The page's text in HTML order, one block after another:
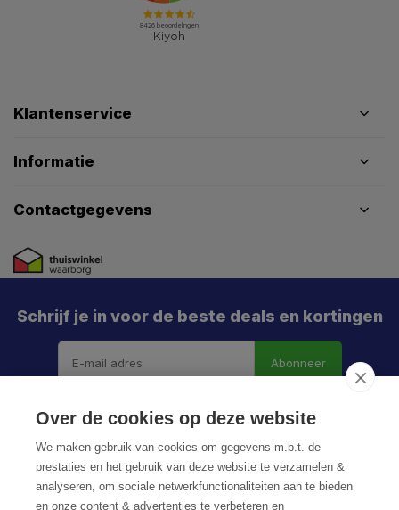
Klantenservice
Informatie
Contactgegevens
Schrijf je in voor de beste deals en kortingen
Abonneer
Over de cookies op deze website
We maken gebruik van cookies om gegevens m.b.t. de
prestaties en het gebruik van deze website te verzamelen &
analyseren, om sociale netwerkfunctionaliteiten aan te bieden
en onze content & advertenties te verbeteren en